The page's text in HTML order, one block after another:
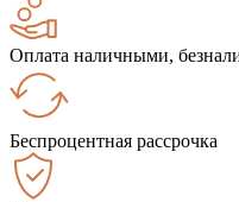
Оплата наличными,
Беспроцентная рассрочка